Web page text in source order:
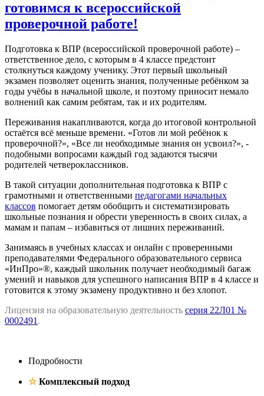
готовимся к всероссийской
проверочной работе!
Подготовка к ВПР (всероссийской проверочной работе) –
ответственное дело, с которым в 4 классе предстоит
столкнуться каждому ученику. Этот первый школьный
экзамен позволяет оценить знания, полученные ребёнком за
годы учёбы в начальной школе, и поэтому приносит немало
волнений как самим ребятам, так и их родителям.
Переживания накапливаются, когда до итоговой контрольной
остаётся всё меньше времени. «Готов ли мой ребёнок к
проверочной?», «Все ли необходимые знания он усвоил?», -
подобными вопросами каждый год задаются тысячи
родителей четвероклассников.
В такой ситуации дополнительная подготовка к ВПР с
грамотными и ответственными педагогами начальных
классов помогает детям обобщить и систематизировать
школьные познания и обрести уверенность в своих силах, а
мамам и папам – избавиться от лишних переживаний.
Занимаясь в учебных классах и онлайн с проверенными
преподавателями Федерального образовательного сервиса
«ИнПро»®, каждый школьник получает необходимый багаж
умений и навыков для успешного написания ВПР в 4 классе и
готовится к этому экзамену продуктивно и без хлопот.
Лицензия на образовательную деятельность серия 22Л01 №
0002491 .
Подробности
☆Комплексный подход